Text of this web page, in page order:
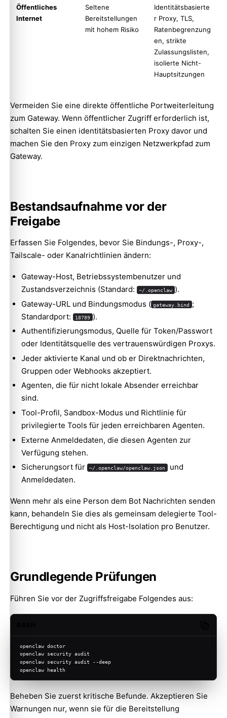
Öffentliches
Internet
Seltene
Bereitstellungen
mit hohem Risiko
Identitätsbasierte
r Proxy, TLS,
Ratenbegrenzung
en, strikte
Zulassungslisten,
isolierte Nicht-
Hauptsitzungen
Vermeiden Sie eine direkte öffentliche Portweiterleitung
zum Gateway. Wenn öffentlicher Zugriff erforderlich ist,
schalten Sie einen identitätsbasierten Proxy davor und
machen Sie den Proxy zum einzigen Netzwerkpfad zum
Gateway.
Bestandsaufnahme vor der
Freigabe
Erfassen Sie Folgendes, bevor Sie Bindungs-, Proxy-,
Tailscale- oder Kanalrichtlinien ändern:
Gateway-Host, Betriebssystembenutzer und
Zustandsverzeichnis (Standard:
~/.openclaw ).
Gateway-URL und Bindungsmodus ( gateway.bind ;
Standardport:
18789 ).
Authentifizierungsmodus, Quelle für Token/Passwort
oder Identitätsquelle des vertrauenswürdigen Proxys.
Jeder aktivierte Kanal und ob er Direktnachrichten,
Gruppen oder Webhooks akzeptiert.
Agenten, die für nicht lokale Absender erreichbar
sind.
Tool-Profil, Sandbox-Modus und Richtlinie für
privilegierte Tools für jeden erreichbaren Agenten.
Externe Anmeldedaten, die diesen Agenten zur
Verfügung stehen.
Sicherungsort für
~/.openclaw/openclaw.json
und
Anmeldedaten.
Wenn mehr als eine Person dem Bot Nachrichten senden
kann, behandeln Sie dies als gemeinsam delegierte Tool-
Berechtigung und nicht als Host-Isolation pro Benutzer.
Grundlegende Prüfungen
Führen Sie vor der Zugriffsfreigabe Folgendes aus:
openclaw doctor
openclaw security audit
openclaw security audit --deep
openclaw health
Beheben Sie zuerst kritische Befunde. Akzeptieren Sie
Warnungen nur, wenn sie für die Bereitstellung